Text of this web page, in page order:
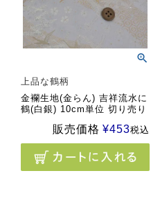
上品な鶴柄
金襴生地(金らん) 吉祥流水に
鶴(白銀) 10cm単位 切り売り
販売価格 ¥453税込